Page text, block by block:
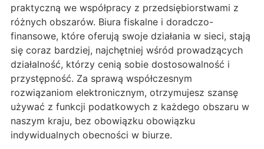
praktyczną we współpracy z przedsiębiorstwami z
różnych obszarów. Biura fiskalne i doradczo-
finansowe, które oferują swoje działania w sieci, stają
się coraz bardziej, najchętniej wśród prowadzących
działalność, którzy cenią sobie dostosowalność i
przystępność. Za sprawą współczesnym
rozwiązaniom elektronicznym, otrzymujesz szansę
używać z funkcji podatkowych z każdego obszaru w
naszym kraju, bez obowiązku obowiązku
indywidualnych obecności w biurze.